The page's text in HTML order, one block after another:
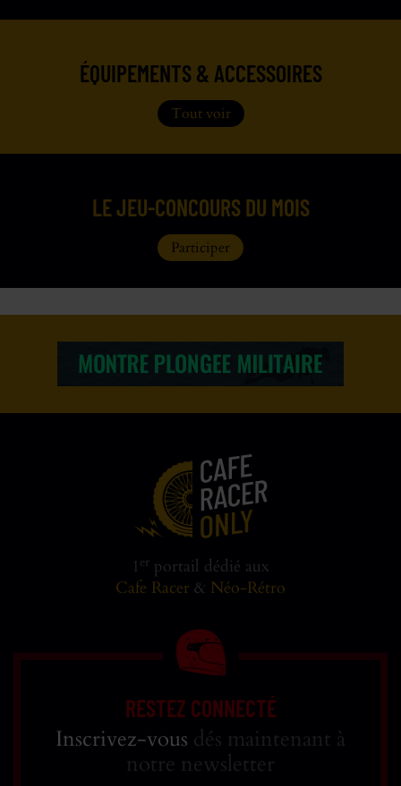
ÉQUIPEMENTS & ACCESSOIRES
Tout voir
LE JEU-CONCOURS DU MOIS
Participer
1 er portail dédié aux
Cafe Racer & Néo-Rétro
RESTEZ CONNECTÉ
Inscrivez-vous dés maintenant à
notre newsletter